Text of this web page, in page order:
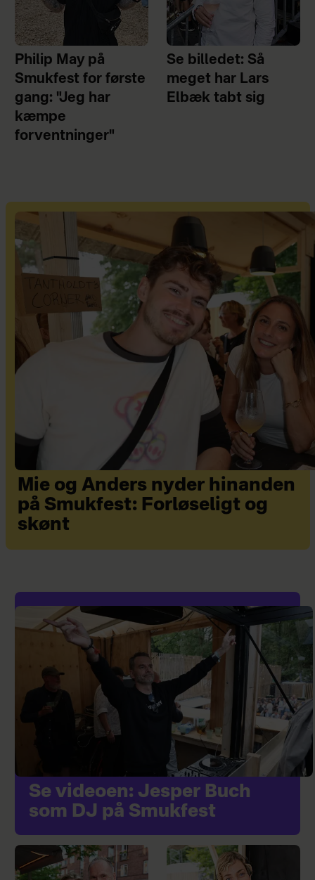
Philip May på
Smukfest for første
gang: "Jeg har
kæmpe
forventninger"
Se billedet: Så
meget har Lars
Elbæk tabt sig
Mie og Anders nyder hinanden
på Smukfest: Forløseligt og
skønt
Se videoen: Jesper Buch
som DJ på Smukfest